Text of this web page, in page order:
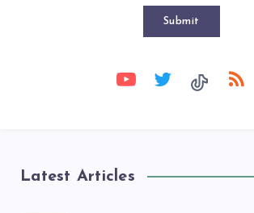
Submit
Latest Articles